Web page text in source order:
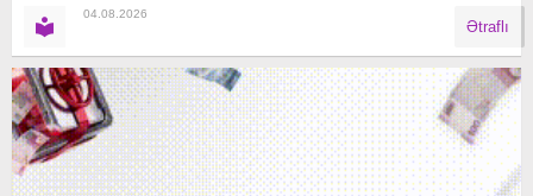
04.08.2026
Ətraflı